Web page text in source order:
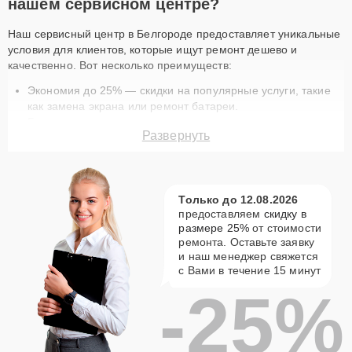
нашем сервисном центре?
Наш сервисный центр в Белгороде предоставляет уникальные
условия для клиентов, которые ищут ремонт дешево и
качественно. Вот несколько преимуществ:
Экономия до 25% — скидки на популярные услуги, такие
как замена экрана или ремонт батареи.
минимум времени благодаря опытным мастерам.
предоставляется гарантия.
Доставка курьером — бесплатная услуга доставки для
вашего удобства.
Оригинальные запчасти — используем только
сертифицированные комплектующие.
Актуальные акции на ремонт SteamOne в
Белгороде
В нашем сервисном центре вы найдете разнообразные
предложения, которые сделают ремонт вашей техники еще
доступнее. Например, скидка 15% на постгарантийный ремонт
или 25% на первое обращение в наш сервис. Ремонт по
Развернуть
Только до 12.08.2026
предоставляем скидку в
размере 25% от стоимости
ремонта. Оставьте заявку
и наш менеджер свяжется
с Вами в течение 15 минут
-25%